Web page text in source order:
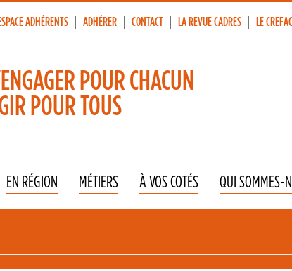
ADHÉRENTS ADHÉRER CONTACT LA REVUE CADRES LE CREFAC
POUR CHACUN
POUR TOUS
EN RÉGION MÉTIERS À VOS COTÉS QUI SOMMES-